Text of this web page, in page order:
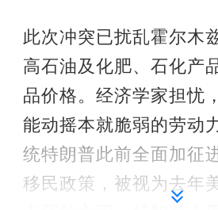
此次冲突已扰乱霍尔木
高石油及化肥、石化产
品价格。经济学家担忧
能动摇本就脆弱的劳动
统特朗普此前全面加征
移民政策，被视为去年